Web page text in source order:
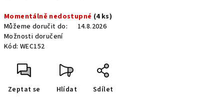
cena:
Momentálně nedostupné (4 ks)
Můžeme doručit do:
14.8.2026
Možnosti doručení
Kód: WEC152
Zeptat se Hlídat Sdílet